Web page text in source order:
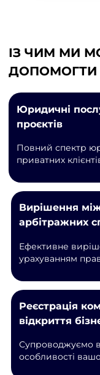
ІЗ ЧИМ МИ
ДОПОМОГТИ
Юридичні
проєктів
Повний спектр
приватних
Вирішення
арбітражних
Ефективне
урахуванням
Реєстрація
відкриття
Супроводжуємо в
особливості